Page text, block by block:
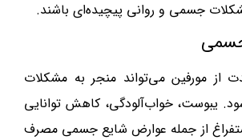
جسمی و روانی پیچیده‌ای باشند.
از مورفین می‌تواند منجر به مشکلات
یبوست، خواب‌آلودگی، کاهش توانایی
از جمله عوارض شایع جسمی مصرف